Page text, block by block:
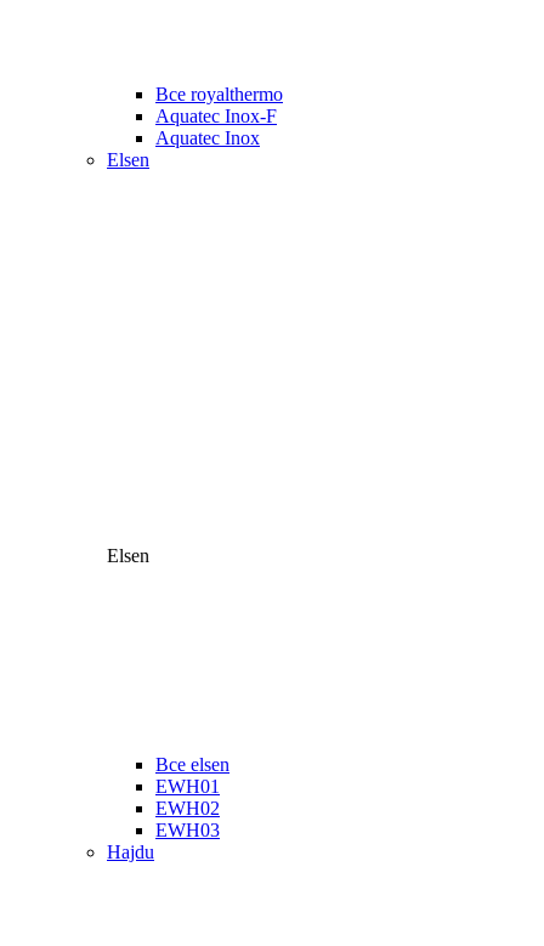
Все royalthermo
Aquatec Inox-F
Aquatec Inox
Elsen
Elsen
Все elsen
EWH01
EWH02
EWH03
Hajdu